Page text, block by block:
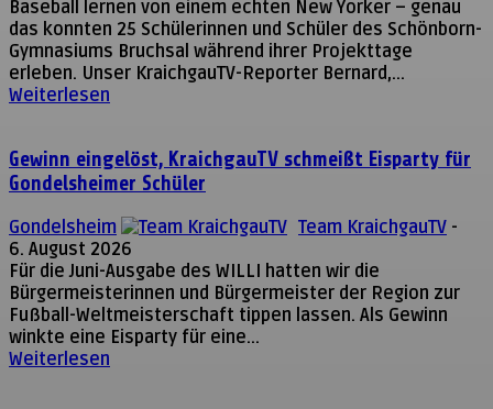
Baseball lernen von einem echten New Yorker – genau
das konnten 25 Schülerinnen und Schüler des Schönborn-
Gymnasiums Bruchsal während ihrer Projekttage
erleben. Unser KraichgauTV-Reporter Bernard,...
Weiterlesen
Gewinn eingelöst, KraichgauTV schmeißt Eisparty für
Gondelsheimer Schüler
Gondelsheim Team KraichgauTV -
6. August 2026
Für die Juni-Ausgabe des WILLI hatten wir die
Bürgermeisterinnen und Bürgermeister der Region zur
Fußball-Weltmeisterschaft tippen lassen. Als Gewinn
winkte eine Eisparty für eine...
Weiterlesen